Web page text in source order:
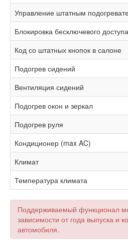
Управление штатным
Блокировка бесключевого доступа
Код со штатных кнопок в салоне
Подогрев сидений
Вентиляция сидений
Подогрев окон и зеркал
Подогрев руля
Кондиционер (max AC)
Климат
Температура климата
Поддерживаемый функционал
зависимости от года выпуска и
автомобиля.